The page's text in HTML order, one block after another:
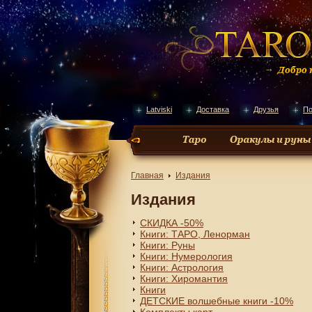
Latviski Доставка Друзья
Главная Издания
Издания
СКИДКА -50%
Книги: ТАРО, Ленорман
Книги: Руны
Книги: Нумерология
Книги: Астрология
Книги: Хиромантия
Книги
ДЕТСКИЕ волшебные книги -10%